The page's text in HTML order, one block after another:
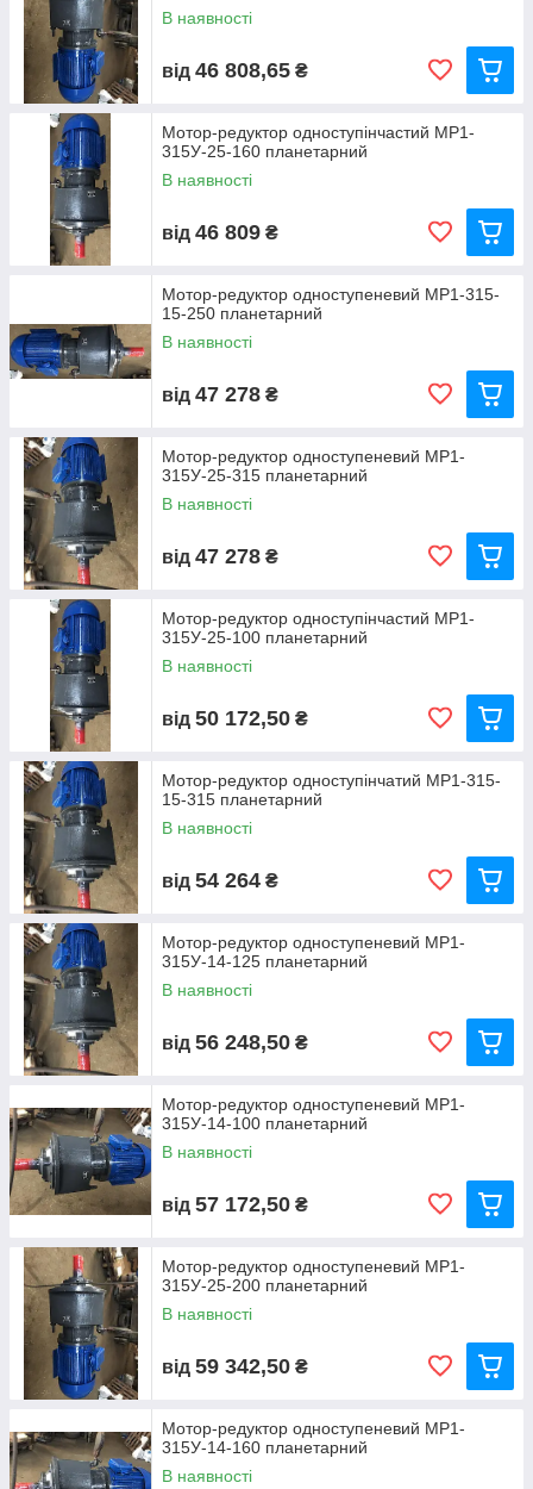
В наявності
від 46 808,65 ₴
Мотор-редуктор одноступінчастий МР1-
315У-25-160 планетарний
В наявності
від 46 809 ₴
Мотор-редуктор одноступеневий МР1-315-
15-250 планетарний
В наявності
від 47 278 ₴
Мотор-редуктор одноступеневий МР1-
315У-25-315 планетарний
В наявності
від 47 278 ₴
Мотор-редуктор одноступінчастий МР1-
315У-25-100 планетарний
В наявності
від 50 172,50 ₴
Мотор-редуктор одноступінчатий МР1-315-
15-315 планетарний
В наявності
від 54 264 ₴
Мотор-редуктор одноступеневий МР1-
315У-14-125 планетарний
В наявності
від 56 248,50 ₴
Мотор-редуктор одноступеневий МР1-
315У-14-100 планетарний
В наявності
від 57 172,50 ₴
Мотор-редуктор одноступеневий МР1-
315У-25-200 планетарний
В наявності
від 59 342,50 ₴
Мотор-редуктор одноступеневий МР1-
315У-14-160 планетарний
В наявності